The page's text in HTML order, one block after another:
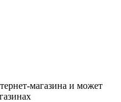
магазина и может